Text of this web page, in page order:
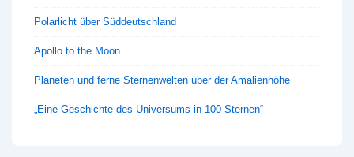
Polarlicht über Süddeutschland
Apollo to the Moon
Planeten und ferne Sternenwelten über der Amalienhöhe
„Eine Geschichte des Universums in 100 Sternen“